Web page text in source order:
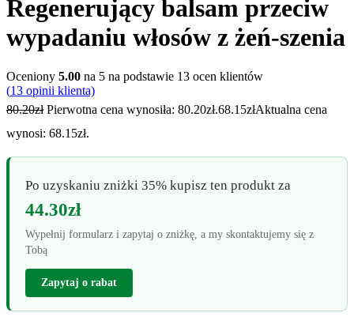
Regenerujący balsam przeciw
wypadaniu włosów z żeń-szenia
Oceniony 5.00 na 5 na podstawie 13 ocen klientów
(13 opinii klienta)
80.20zł Pierwotna cena wynosiła: 80.20zł.68.15złAktualna cena
wynosi: 68.15zł.
Po uzyskaniu zniżki 35% kupisz ten produkt za
44.30zł
Wypełnij formularz i zapytaj o zniżkę, a my skontaktujemy się z
Tobą
Zapytaj o rabat